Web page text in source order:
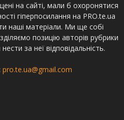
на сайті, мали б охоронятися
гіперпосилання на PRO.te.ua
наші матеріали. Ми ще собі
позицію авторів рубрики
за неї відповідальність.
pro.te.ua@gmail.com